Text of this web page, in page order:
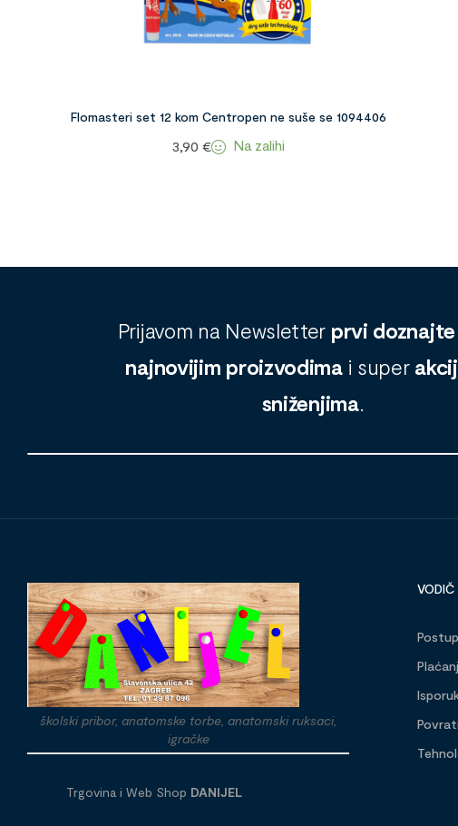
Flomasteri set 12 kom Centropen ne suše se 1094406
3,90€ Na zalihi
Prijavom na Newsletter prvi doznajte
najnovijim proizvodimai super
sniženjima.
školski pribor, anatomske torbe, anatomski ruksaci,
igračke
Trgovina i Web Shop DANIJEL